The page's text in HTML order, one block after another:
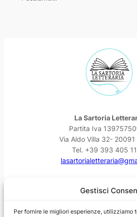
Gestisci
Per fornire le migliori esperienze, utilizziamo
La Sartoria
Partita Iva
Via Aldo Villa 32- 20091
Tel. +39 393 405